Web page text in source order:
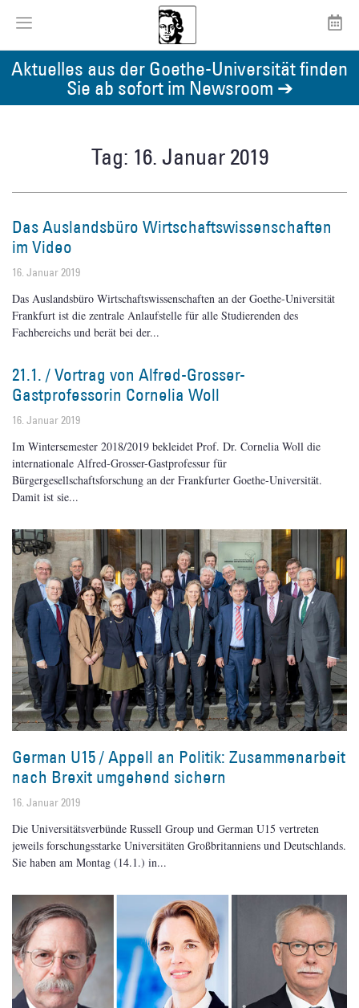
Aktuelles aus der Goethe-Universität finden
Sie ab sofort im Newsroom ➔
Tag: 16. Januar 2019
Das Auslandsbüro Wirtschaftswissenschaften
im Video
16. Januar 2019
Das Auslandsbüro Wirtschaftswissenschaften an der Goethe-Universität
Frankfurt ist die zentrale Anlaufstelle für alle Studierenden des
Fachbereichs und berät bei der
21.1. / Vortrag von Alfred-Grosser-
Gastprofessorin Cornelia Woll
16. Januar 2019
Im Wintersemester 2018/2019 bekleidet Prof. Dr. Cornelia Woll die
internationale Alfred-Grosser-Gastprofessur für
Bürgergesellschaftsforschung an der Frankfurter Goethe-Universität.
Damit ist sie
German U15 / Appell an Politik: Zusammenarbeit
nach Brexit umgehend sichern
16. Januar 2019
Die Universitätsverbünde Russell Group und German U15 vertreten
jeweils forschungsstarke Universitäten Großbritanniens und Deutschlands.
Sie haben am Montag (14.1.) in